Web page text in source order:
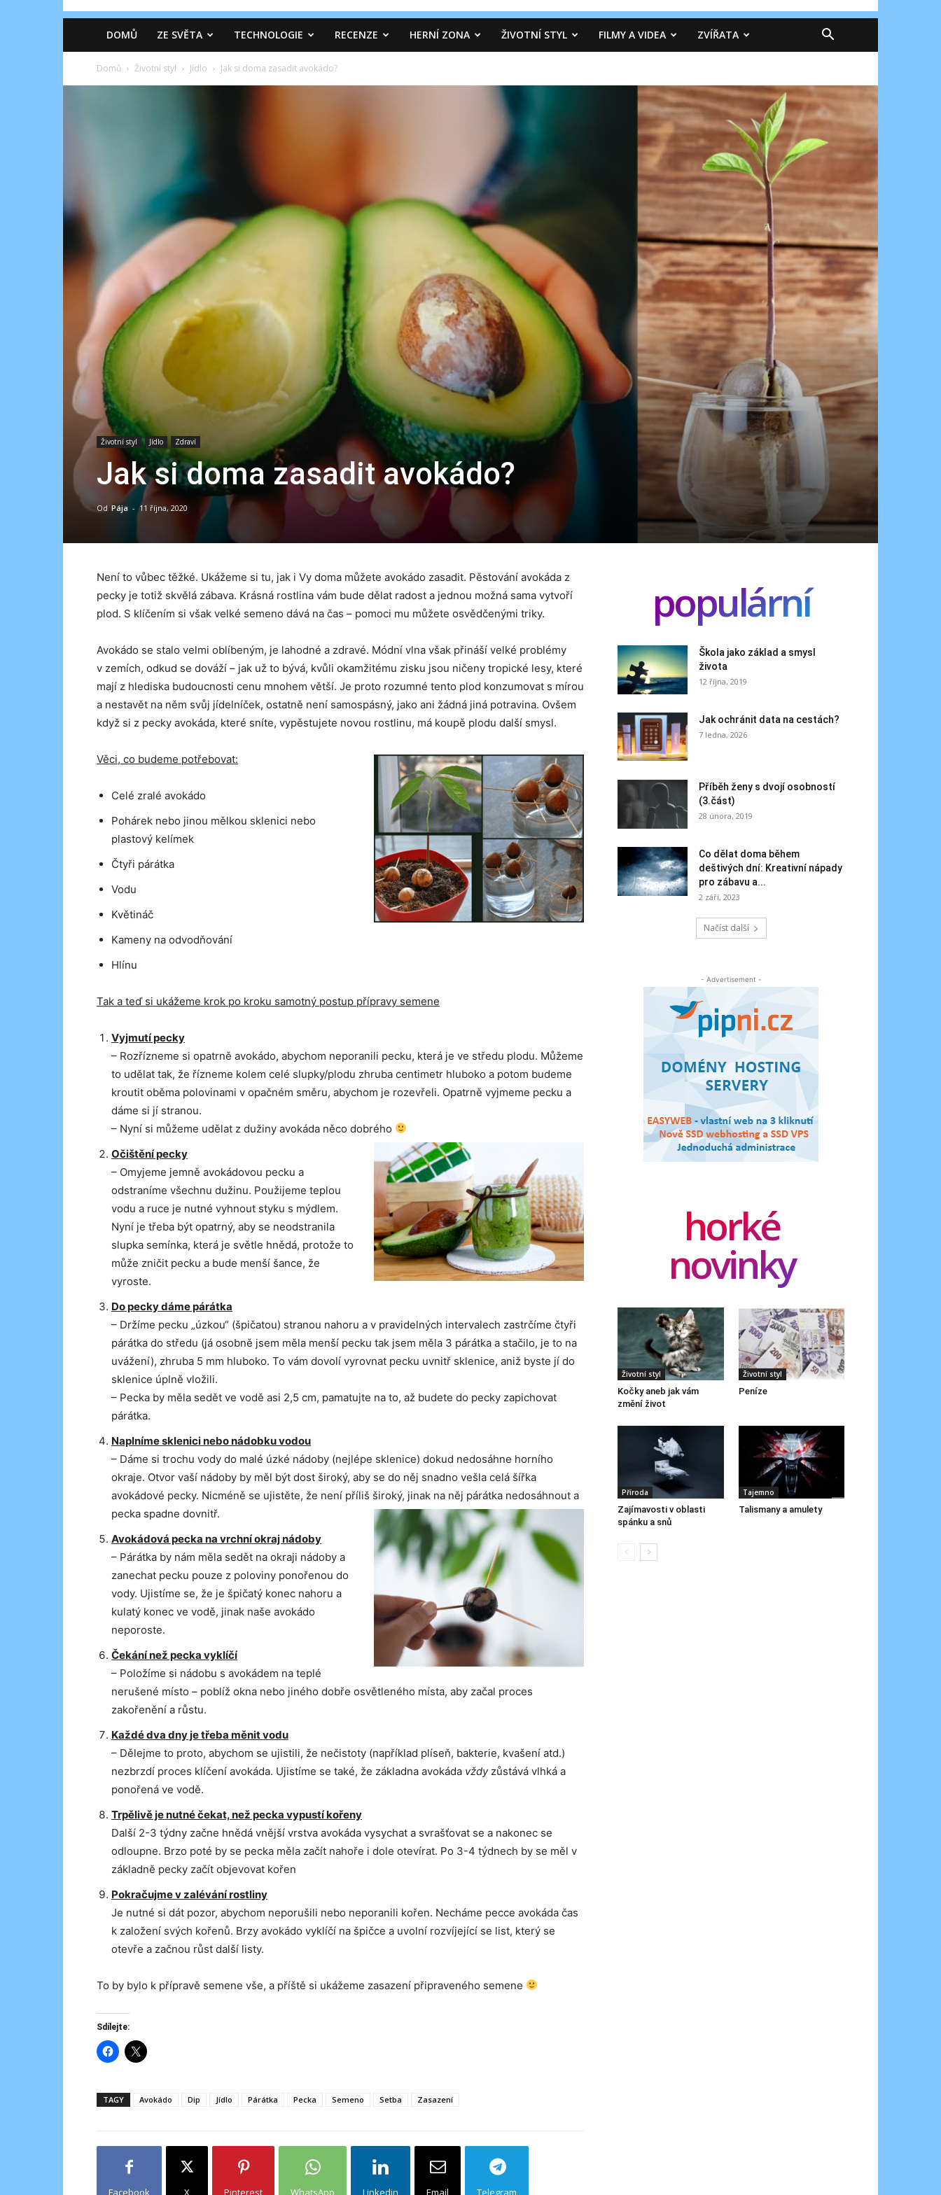
DOMŮ ZE SVĚTA TECHNOLOGIE RECENZE HERNÍ ZONA ŽIVOTNÍ STYL FILMY A VIDEA ZVÍŘATA
Domů Životní styl Jídlo Jak si doma zasadit avokádo?
Životní styl Jídlo Zdraví
Jak si doma zasadit avokádo?
Od Pája - 11 října, 2020
Není to vůbec těžké. Ukážeme si tu, jak i Vy doma můžete avokádo zasadit. Pěstování avokáda z
pecky je totiž skvělá zábava. Krásná rostlina vám bude dělat radost a jednou možná sama vytvoří
plod. S klíčením si však velké semeno dává na čas – pomoci mu můžete osvědčenými triky.
Avokádo se stalo velmi oblíbeným, je lahodné a zdravé. Módní vlna však přináší velké problémy
v zemích, odkud se dováží – jak už to bývá, kvůli okamžitému zisku jsou ničeny tropické lesy, které
mají z hlediska budoucnosti cenu mnohem větší. Je proto rozumné tento plod konzumovat s mírou
a nestavět na něm svůj jídelníček, ostatně není samospásný, jako ani žádná jiná potravina. Ovšem
když si z pecky avokáda, které sníte, vypěstujete novou rostlinu, má koupě plodu další smysl.
Věci, co budeme potřebovat:
Celé zralé avokádo
Pohárek nebo jinou mělkou sklenici nebo
plastový kelímek
Čtyři párátka
Vodu
Květináč
Kameny na odvodňování
Hlínu
Tak a teď si ukážeme krok po kroku samotný postup přípravy semene
Vyjmutí pecky
– Rozřízneme si opatrně avokádo, abychom neporanili pecku, která je ve středu plodu. Můžeme
to udělat tak, že řízneme kolem celé slupky/plodu zhruba centimetr hluboko a potom budeme
kroutit oběma polovinami v opačném směru, abychom je rozevřeli. Opatrně vyjmeme pecku a
dáme si jí stranou.
– Nyní si můžeme udělat z dužiny avokáda něco dobrého
Očištění pecky
– Omyjeme jemně avokádovou pecku a
odstraníme všechnu dužinu. Použijeme teplou
vodu a ruce je nutné vyhnout styku s mýdlem.
Nyní je třeba být opatrný, aby se neodstranila
slupka semínka, která je světle hnědá, protože to
může zničit pecku a bude menší šance, že
vyroste.
Do pecky dáme párátka
– Držíme pecku „úzkou“ (špičatou) stranou nahoru a v pravidelných intervalech zastrčíme čtyři
párátka do středu (já osobně jsem měla menší pecku tak jsem měla 3 párátka a stačilo, je to na
uvážení), zhruba 5 mm hluboko. To vám dovolí vyrovnat pecku uvnitř sklenice, aniž byste jí do
sklenice úplně vložili.
– Pecka by měla sedět ve vodě asi 2,5 cm, pamatujte na to, až budete do pecky zapichovat
párátka.
Naplníme sklenici nebo nádobku vodou
– Dáme si trochu vody do malé úzké nádoby (nejlépe sklenice) dokud nedosáhne horního
okraje. Otvor vaší nádoby by měl být dost široký, aby se do něj snadno vešla celá šířka
avokádové pecky. Nicméně se ujistěte, že není příliš široký, jinak na něj párátka nedosáhnout a
pecka spadne dovnitř.
Avokádová pecka na vrchní okraj nádoby
– Párátka by nám měla sedět na okraji nádoby a
zanechat pecku pouze z poloviny ponořenou do
vody. Ujistíme se, že je špičatý konec nahoru a
kulatý konec ve vodě, jinak naše avokádo
neporoste.
Čekání než pecka vyklíčí
– Položíme si nádobu s avokádem na teplé
nerušené místo – poblíž okna nebo jiného dobře osvětleného místa, aby začal proces
zakořenění a růstu.
Každé dva dny je třeba měnit vodu
– Dělejme to proto, abychom se ujistili, že nečistoty (například plíseň, bakterie, kvašení atd.)
nezbrzdí proces klíčení avokáda. Ujistíme se také, že základna avokáda vždyzůstává vlhká a
ponořená ve vodě.
Trpělivě je nutné čekat, než pecka vypustí kořeny
Další 2-3 týdny začne hnědá vnější vrstva avokáda vysychat a svrašťovat se a nakonec se
odloupne. Brzo poté by se pecka měla začít nahoře i dole otevírat. Po 3-4 týdnech by se měl v
základně pecky začít objevovat kořen
Pokračujme v zalévání rostliny
Je nutné si dát pozor, abychom neporušili nebo neporanili kořen. Necháme pecce avokáda čas
k založení svých kořenů. Brzy avokádo vyklíčí na špičce a uvolní rozvíjející se list, který se
otevře a začnou růst další listy.
To by bylo k přípravě semene vše, a příště si ukážeme zasazení připraveného semene
Sdílejte:
TAGY Avokádo Dip Jídlo Párátka Pecka Semeno Setba Zasazení
Facebook X Pinterest WhatsApp Linkedin Email Telegram
populární
Škola jako základ a smysl
života
12 října, 2019
Jak ochránit data na cestách?
7 ledna, 2026
Příběh ženy s dvojí osobností
(3.část)
28 února, 2019
Co dělat doma během
deštivých dní: Kreativní nápady
pro zábavu a...
2 září, 2023
Načíst další
- Advertisement -
horké
novinky
Životní styl
Kočky aneb jak vám
změní život
Životní styl
Peníze
Příroda
Zajímavosti v oblasti
spánku a snů
Tajemno
Talismany a amulety